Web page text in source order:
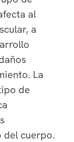
al
a
La
de
del cuerpo.